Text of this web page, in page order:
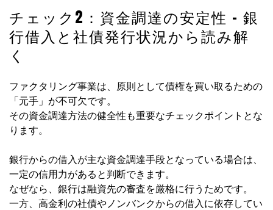
チェック2：資金調達の安定性 – 銀
行借入と社債発行状況から読み解
く
ファクタリング事業は、原則として債権を買い取るための
「元手」が不可欠です。
その資金調達方法の健全性も重要なチェックポイントとな
ります。
銀行からの借入が主な資金調達手段となっている場合は、
一定の信用力があると判断できます。
なぜなら、銀行は融資先の審査を厳格に行うためです。
一方、高金利の社債やノンバンクからの借入に依存してい